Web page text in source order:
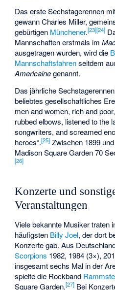
Das erste Sechstagerennen
gewann Charles Miller,
gebürtigen Münchener.[23][24]
Mannschaften erstmals im
ausgetragen wurden, wird die
Mannschaftsfahrenseitdem
Americainegenannt.
Das jährliche
beliebtes gesellschaftliches
men and women, rich and
rubbed elbows, listened to the
songwriters, and screamed
heroes“.[25] Zwischen 1899
Madison Square Garden 70
[26]
Konzerte und
Veranstaltungen
Viele bekannte Musiker traten
häufigsten Billy Joel, der dort
Konzerte gab. Aus
Scorpions 1982, 1984 (3×),
insgesamt sechs Mal in der
spielte die Rockband
Square Garden.[27] Bei